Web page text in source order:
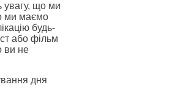
увагу, що ми
ми маємо
будь-
або фільм
ви не
дня